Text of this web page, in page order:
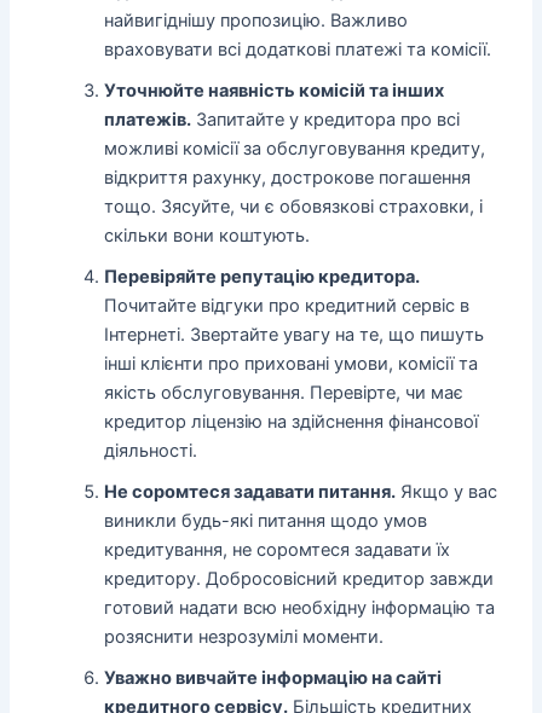
найвигіднішу пропозицію. Важливо
враховувати всі додаткові платежі та комісії.
Уточнюйте наявність комісій та інших
платежів. Запитайте у кредитора про всі
можливі комісії за обслуговування кредиту,
відкриття рахунку, дострокове погашення
тощо. Зясуйте, чи є обовязкові страховки, і
скільки вони коштують.
Перевіряйте репутацію кредитора.
Почитайте відгуки про кредитний сервіс в
Інтернеті. Звертайте увагу на те, що пишуть
інші клієнти про приховані умови, комісії та
якість обслуговування. Перевірте, чи має
кредитор ліцензію на здійснення фінансової
діяльності.
Не соромтеся задавати питання. Якщо у вас
виникли будь-які питання щодо умов
кредитування, не соромтеся задавати їх
кредитору. Добросовісний кредитор завжди
готовий надати всю необхідну інформацію та
розяснити незрозумілі моменти.
Уважно вивчайте інформацію на сайті
кредитного сервісу. Більшість кредитних